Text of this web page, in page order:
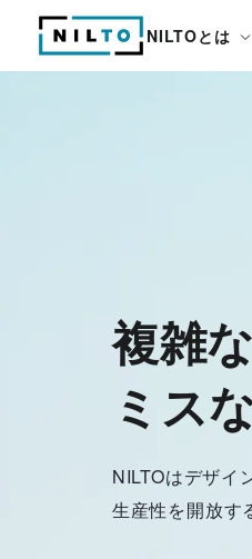
NILTOとは
複雑
ミス
NILTOはデザイ
生産性を開放す